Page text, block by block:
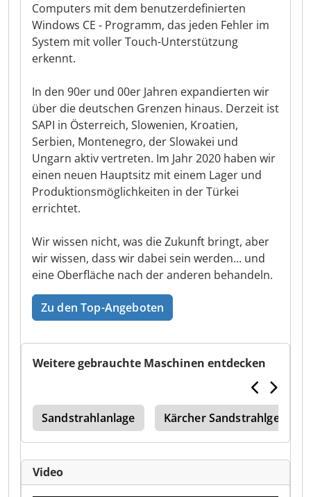
Computers mit dem benutzerdefinierten
Windows CE - Programm, das jeden Fehler im
System mit voller Touch-Unterstützung
erkennt.
In den 90er und 00er Jahren expandierten wir
über die deutschen Grenzen hinaus. Derzeit ist
SAPI in Österreich, Slowenien, Kroatien,
Serbien, Montenegro, der Slowakei und
Ungarn aktiv vertreten. Im Jahr 2020 haben wir
einen neuen Hauptsitz mit einem Lager und
Produktionsmöglichkeiten in der Türkei
errichtet.
Wir wissen nicht, was die Zukunft bringt, aber
wir wissen, dass wir dabei sein werden... und
eine Oberfläche nach der anderen behandeln.
Zu den Top-Angeboten
Weitere gebrauchte Maschinen entdecken
Sandstrahlanlage Kärcher Sandstrahlgerät
Video